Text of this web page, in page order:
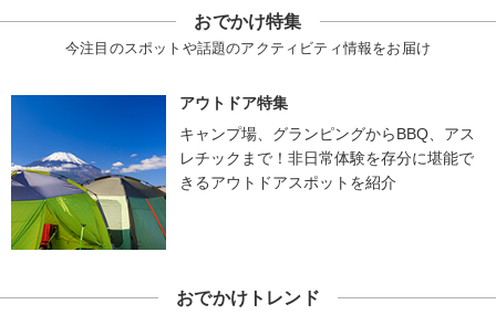
おでかけ特集
今注目のスポットや話題のアクティビティ情報をお届け
アウトドア特集
キャンプ場、グランピングからBBQ、アス
レチックまで！非日常体験を存分に堪能で
きるアウトドアスポットを紹介
おでかけトレンド